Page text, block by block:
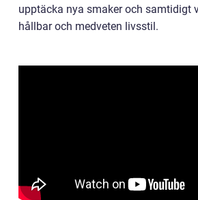
upptäcka nya smaker och samtidigt
hållbar och medveten livsstil.